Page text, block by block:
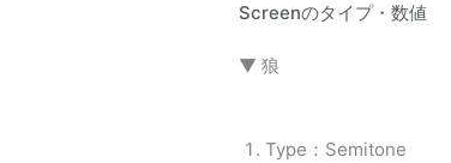
Screenのタイプ・数値
▼ 狼
Type：Semitone